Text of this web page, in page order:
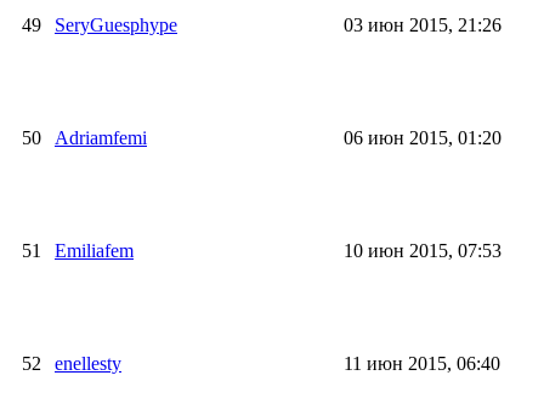
49 SeryGuesphype 03 июн 2015, 21:26
50 Adriamfemi 06 июн 2015, 01:20
51 Emiliafem 10 июн 2015, 07:53
52 enellesty 11 июн 2015, 06:40